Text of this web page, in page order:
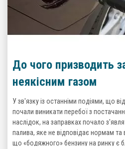
До чого призводить
неякісним газом
У зв'язку із останніми подіями, що
почали виникати перебої з
наслідок, на заправках почало
палива, яке не відповідає нормам та
що «бодяжного» бензину на ринку є